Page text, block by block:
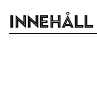
Innehåll